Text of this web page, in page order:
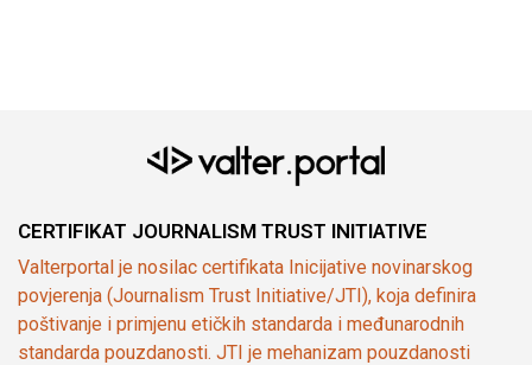
CERTIFIKAT JOURNALISM TRUST INITIATIVE
Valterportal je nosilac certifikata Inicijative novinarskog
povjerenja (Journalism Trust Initiative/JTI), koja definira
poštivanje i primjenu etičkih standarda i međunarodnih
standarda pouzdanosti. JTI je mehanizam pouzdanosti